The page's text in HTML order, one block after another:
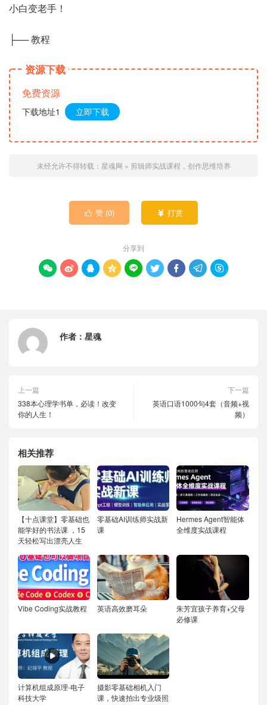
小白变老手！
├── 教程
资源下载
免费资源
下载地址1 立即下载
未经允许不得转载： 星魂网 » 剪辑师实战课程，创作思维培养
 赞 (0)  打赏
分享到
        
作者： 星魂
上一篇
338本心理学书单，必读！改变
你的人生！
下一篇
英语口语1000句4套（音频+视
频）
相关推荐
【十点课堂】零基础也
能学好的书法课 ，15
天轻松写出漂亮人生
零基础AI训练师实战新
课
Hermes Agent智能体
全维度实战课程
Vibe Coding实战教程 英语高效磨耳朵
朱芳宜孩子养育+父母
必修课
计算机组成原理-电子
科技大学
摄影零基础相机入门
课，快速拍出专业级照